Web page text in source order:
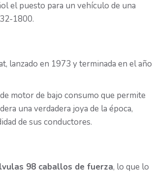
el puesto para un vehículo de una
1800.
lanzado en 1973 y terminada en el año
motor de bajo consumo que permite
una verdadera joya de la época,
de sus conductores.
98 caballos de fuerza, lo que lo